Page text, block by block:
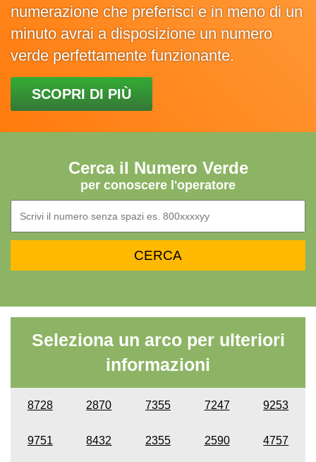
numerazione che preferisci e in meno di un
minuto avrai a disposizione un numero
verde perfettamente funzionante.
SCOPRI DI PIÙ
Cerca il Numero Verde
per conoscere l'operatore
Seleziona un arco per ulteriori
informazioni
8728 2870 7355 7247 9253
9751 8432 2355 2590 4757